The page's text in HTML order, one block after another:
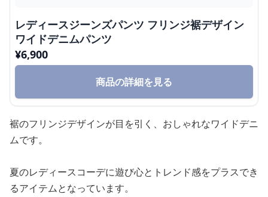
レディースジーンズパンツ フリンジ裾デザイン
ワイドデニムパンツ
¥6,900
商品の詳細を見る
裾のフリンジデザインが目を引く、おしゃれなワイドデニ
ムです。
夏のレディースコーデに遊び心とトレンド感をプラスでき
るアイテムとなっています。